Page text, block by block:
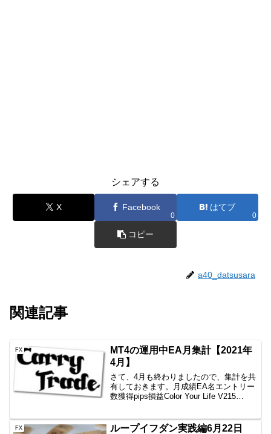
シェアする
X Facebook
0
はてブ
0
コピー
a40_datsusara
関連記事
FX
MT4の運用中EA月集計【2021年
4月】
さて、4月も終わりましたので、集計を共
有しておきます。月成績EA名エントリー
数獲得pips損益Color Your Life V215
FX ループイフダン実践編6月22日